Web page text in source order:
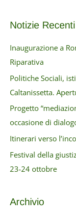
Notizie Recenti
Inaugurazione a
Riparativa
Politiche Sociali,
Caltanissetta.
Progetto
occasione di
Itinerari verso
Festival della
23-24 ottobre
Archivio